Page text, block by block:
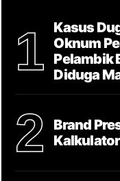
1
Kasus
Oknum
Pelambik
Diduga
2
Brand